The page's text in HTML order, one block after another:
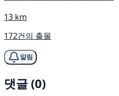
13 km
172건의 출몰
알림
댓글 (0)